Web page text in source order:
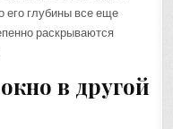
его глубины все еще
раскрываются
в другой